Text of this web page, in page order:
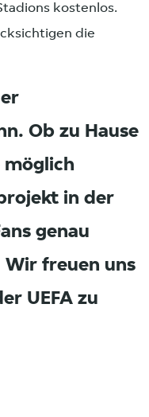
kostenlos.
die
Ob zu Hause
möglich
in der
genau
freuen uns
UEFA zu